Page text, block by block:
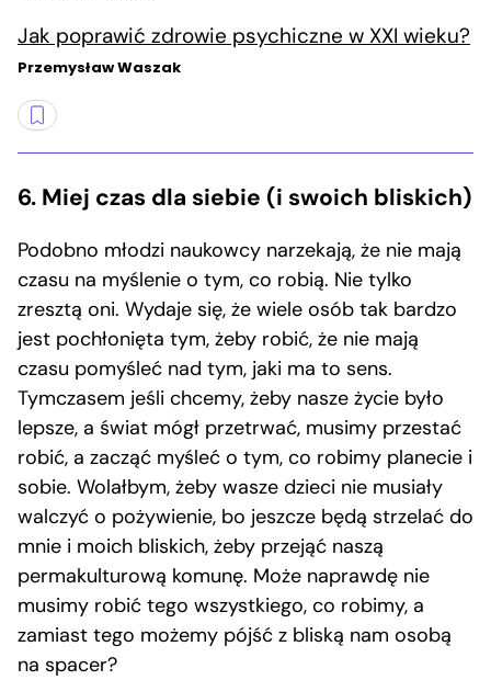
Jak poprawić zdrowie psychiczne w XXI wieku?
Przemysław Waszak
6. Miej czas dla siebie (i swoich bliskich)
Podobno młodzi naukowcy narzekają, że nie mają
czasu na myślenie o tym, co robią. Nie tylko
zresztą oni. Wydaje się, że wiele osób tak bardzo
jest pochłonięta tym, żeby robić, że nie mają
czasu pomyśleć nad tym, jaki ma to sens.
Tymczasem jeśli chcemy, żeby nasze życie było
lepsze, a świat mógł przetrwać, musimy przestać
robić, a zacząć myśleć o tym, co robimy planecie i
sobie. Wolałbym, żeby wasze dzieci nie musiały
walczyć o pożywienie, bo jeszcze będą strzelać do
mnie i moich bliskich, żeby przejąć naszą
permakulturową komunę. Może naprawdę nie
musimy robić tego wszystkiego, co robimy, a
zamiast tego możemy pójść z bliską nam osobą
na spacer?